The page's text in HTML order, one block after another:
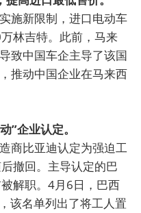
施新限制，进口电动车
林吉特。此前，马来
致中国车企主导了该国
推动中国企业在马来西
”企业认定。
商比亚迪认定为强迫工
撤回。主导认定的巴
解职。4月6日，巴西
该名单列出了将工人置